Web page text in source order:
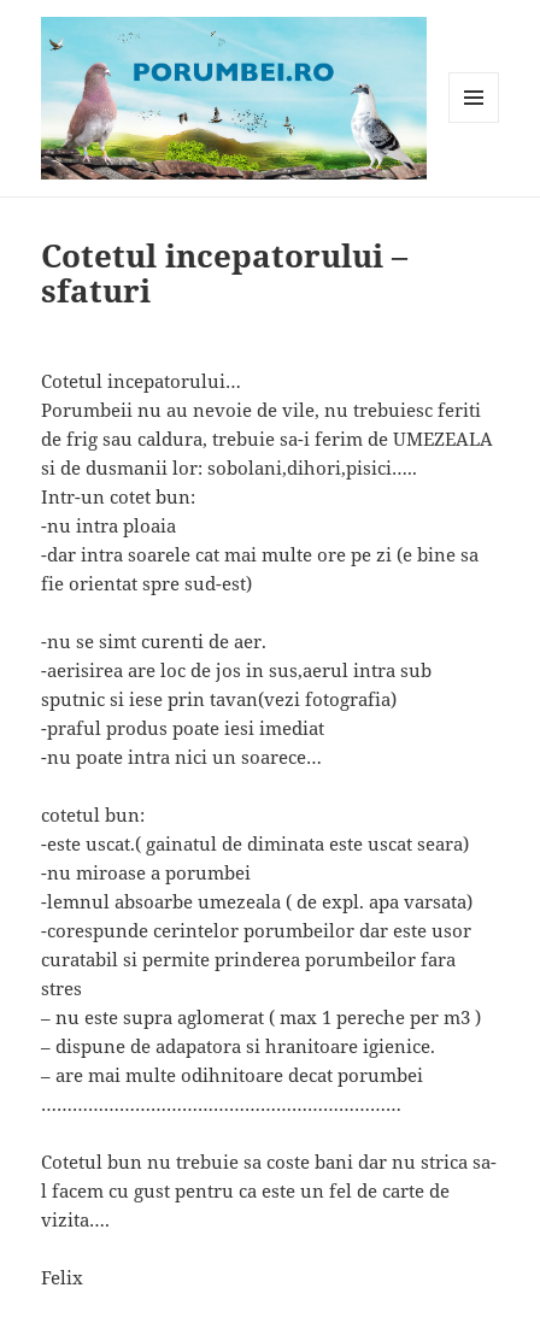
Cotetul incepatorului –
sfaturi
Cotetul incepatorului…
Porumbeii nu au nevoie de vile, nu trebuiesc feriti
de frig sau caldura, trebuie sa-i ferim de UMEZEALA
si de dusmanii lor: sobolani,dihori,pisici…..
Intr-un cotet bun:
-nu intra ploaia
-dar intra soarele cat mai multe ore pe zi (e bine sa
fie orientat spre sud-est)
-nu se simt curenti de aer.
-aerisirea are loc de jos in sus,aerul intra sub
sputnic si iese prin tavan(vezi fotografia)
-praful produs poate iesi imediat
-nu poate intra nici un soarece…
cotetul bun:
-este uscat.( gainatul de diminata este uscat seara)
-nu miroase a porumbei
-lemnul absoarbe umezeala ( de expl. apa varsata)
-corespunde cerintelor porumbeilor dar este usor
curatabil si permite prinderea porumbeilor fara
stres
– nu este supra aglomerat ( max 1 pereche per m3 )
– dispune de adapatora si hranitoare igienice.
– are mai multe odihnitoare decat porumbei
……………………………………………………………
Cotetul bun nu trebuie sa coste bani dar nu strica sa-
l facem cu gust pentru ca este un fel de carte de
vizita….
Felix